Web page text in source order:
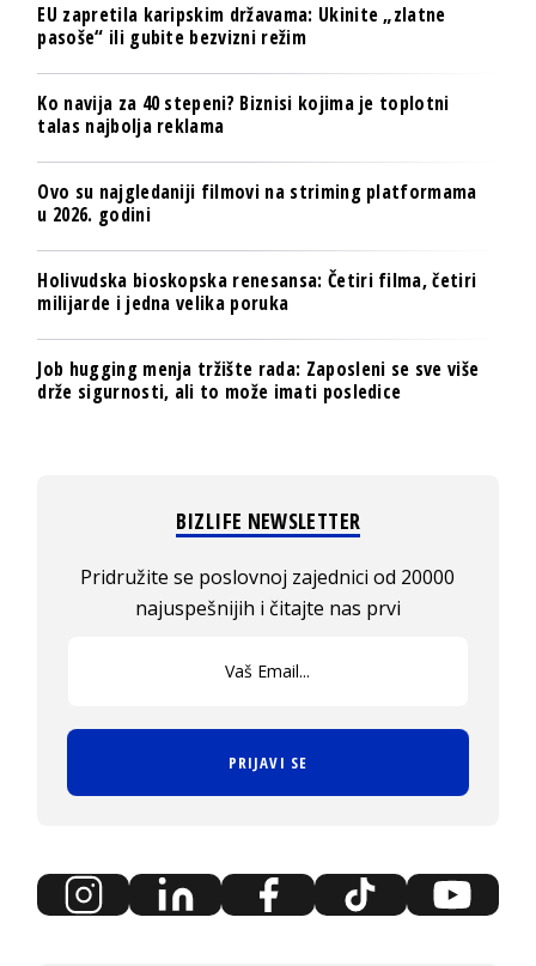
EU zapretila karipskim državama: Ukinite „zlatne
pasoše“ ili gubite bezvizni režim
Ko navija za 40 stepeni? Biznisi kojima je toplotni
talas najbolja reklama
Ovo su najgledaniji filmovi na striming platformama
u 2026. godini
Holivudska bioskopska renesansa: Četiri filma, četiri
milijarde i jedna velika poruka
Job hugging menja tržište rada: Zaposleni se sve više
drže sigurnosti, ali to može imati posledice
BIZLIFE NEWSLETTER
Pridružite se poslovnoj zajednici od 20000
najuspešnijih i čitajte nas prvi
PRIJAVI SE